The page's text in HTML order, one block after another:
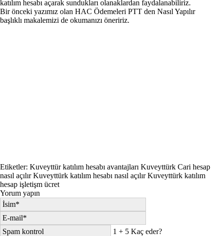
katılım hesabı açarak sundukları olanaklardan faydalanabiliriz.
Bir önceki yazımız olan HAC Ödemeleri PTT den Nasıl Yapılır
başlıklı makalemizi de okumanızı öneririz.
Etiketler: Kuveyttür katılım hesabı avantajları Kuveyttürk Cari hesap
nasıl açılır Kuveyttürk katılım hesabı nasıl açılır Kuveyttürk katılım
hesap işletişm ücret
Yorum yapın
1 + 5 Kaç eder?